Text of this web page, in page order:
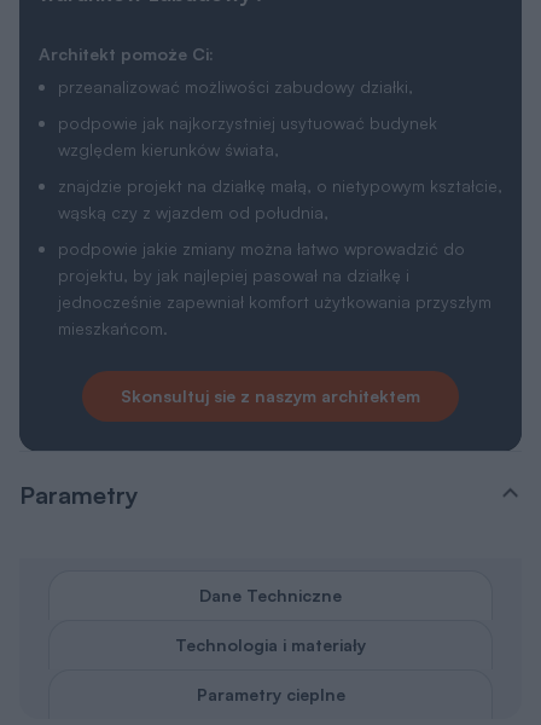
Architekt pomoże Ci:
przeanalizować możliwości zabudowy działki,
podpowie jak najkorzystniej usytuować budynek
względem kierunków świata,
znajdzie projekt na działkę małą, o nietypowym kształcie,
wąską czy z wjazdem od południa,
podpowie jakie zmiany można łatwo wprowadzić do
projektu, by jak najlepiej pasował na działkę i
jednocześnie zapewniał komfort użytkowania przyszłym
mieszkańcom.
Skonsultuj sie z naszym architektem
Parametry
Dane Techniczne
Technologia i materiały
Parametry cieplne